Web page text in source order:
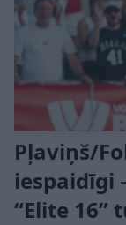
Pļaviņš/
iespaidīgi
“Elite